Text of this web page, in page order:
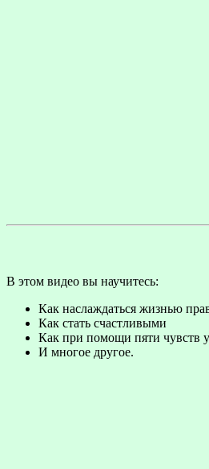
В этом видео вы научитесь:
Как наслаждаться жизнью
Как стать счастливыми
Как при помощи пяти чувств
И многое другое.